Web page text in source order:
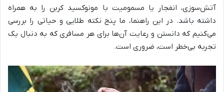
آتش‌سوزی، انفجار یا مسمومیت با مونوکسید کربن را به همراه
داشته باشد. در این راهنما، ما پنج نکته طلایی و حیاتی را بررسی
می‌کنیم که دانستن و رعایت آن‌ها برای هر مسافری که به دنبال یک
تجربه بی‌خطر است، ضروری است.